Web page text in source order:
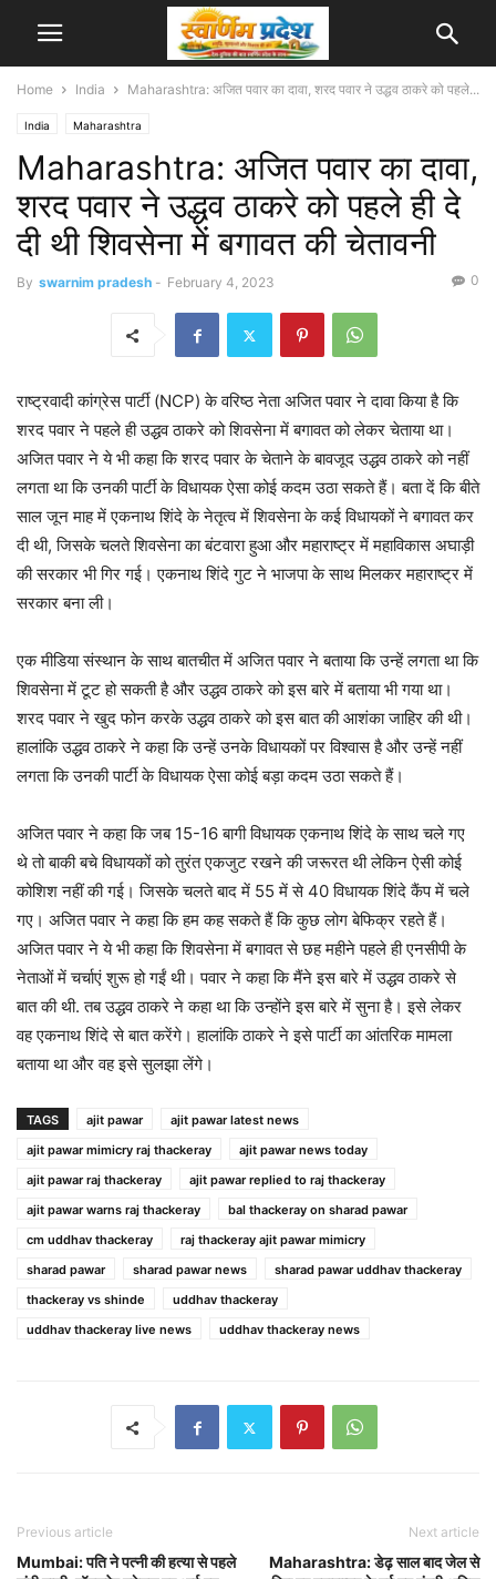
Home India Maharashtra: अजित पवार का दावा, शरद पवार ने उद्धव ठाकरे को पहले...
India Maharashtra
Maharashtra: अजित पवार का दावा,
शरद पवार ने उद्धव ठाकरे को पहले ही दे
दी थी शिवसेना में बगावत की चेतावनी
By swarnim pradesh - February 4, 2023 0
राष्ट्रवादी कांग्रेस पार्टी (NCP) के वरिष्ठ नेता अजित पवार ने दावा किया है कि
शरद पवार ने पहले ही उद्धव ठाकरे को शिवसेना में बगावत को लेकर चेताया था।
अजित पवार ने ये भी कहा कि शरद पवार के चेताने के बावजूद उद्धव ठाकरे को नहीं
लगता था कि उनकी पार्टी के विधायक ऐसा कोई कदम उठा सकते हैं। बता दें कि बीते
साल जून माह में एकनाथ शिंदे के नेतृत्व में शिवसेना के कई विधायकों ने बगावत कर
दी थी, जिसके चलते शिवसेना का बंटवारा हुआ और महाराष्ट्र में महाविकास अघाड़ी
की सरकार भी गिर गई। एकनाथ शिंदे गुट ने भाजपा के साथ मिलकर महाराष्ट्र में
सरकार बना ली।
एक मीडिया संस्थान के साथ बातचीत में अजित पवार ने बताया कि उन्हें लगता था कि
शिवसेना में टूट हो सकती है और उद्धव ठाकरे को इस बारे में बताया भी गया था।
शरद पवार ने खुद फोन करके उद्धव ठाकरे को इस बात की आशंका जाहिर की थी।
हालांकि उद्धव ठाकरे ने कहा कि उन्हें उनके विधायकों पर विश्वास है और उन्हें नहीं
लगता कि उनकी पार्टी के विधायक ऐसा कोई बड़ा कदम उठा सकते हैं।
अजित पवार ने कहा कि जब 15-16 बागी विधायक एकनाथ शिंदे के साथ चले गए
थे तो बाकी बचे विधायकों को तुरंत एकजुट रखने की जरूरत थी लेकिन ऐसी कोई
कोशिश नहीं की गई। जिसके चलते बाद में 55 में से 40 विधायक शिंदे कैंप में चले
गए। अजित पवार ने कहा कि हम कह सकते हैं कि कुछ लोग बेफिक्र रहते हैं।
अजित पवार ने ये भी कहा कि शिवसेना में बगावत से छह महीने पहले ही एनसीपी के
नेताओं में चर्चाएं शुरू हो गईं थी। पवार ने कहा कि मैंने इस बारे में उद्धव ठाकरे से
बात की थी. तब उद्धव ठाकरे ने कहा था कि उन्होंने इस बारे में सुना है। इसे लेकर
वह एकनाथ शिंदे से बात करेंगे। हालांकि ठाकरे ने इसे पार्टी का आंतरिक मामला
बताया था और वह इसे सुलझा लेंगे।
TAGS ajit pawar
ajit pawar latest news
ajit pawar mimicry raj thackeray
ajit pawar news today
ajit pawar raj thackeray
ajit pawar replied to raj thackeray
ajit pawar warns raj thackeray
bal thackeray on sharad pawar
cm uddhav thackeray
raj thackeray ajit pawar mimicry
sharad pawar
sharad pawar news
sharad pawar uddhav thackeray
thackeray vs shinde
uddhav thackeray
uddhav thackeray live news
uddhav thackeray news
Previous article
Mumbai: पति ने पत्नी की हत्या से पहले
Next article
Maharashtra: डेढ़ साल बाद जेल से